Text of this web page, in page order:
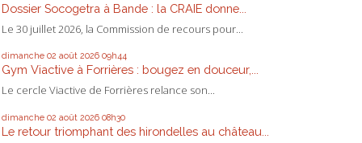
Dossier Socogetra à Bande : la CRAIE donne...
Le 30 juillet 2026, la Commission de recours pour...
dimanche 02 août 2026 09h44
Gym Viactive à Forrières : bougez en douceur,...
Le cercle Viactive de Forrières relance son...
dimanche 02 août 2026 08h30
Le retour triomphant des hirondelles au château...